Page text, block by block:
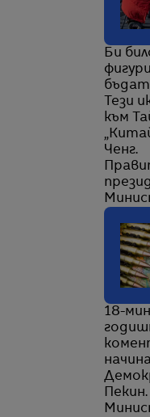
Би
бъдат
Тези
към
Ченг.
18-
Пекин.